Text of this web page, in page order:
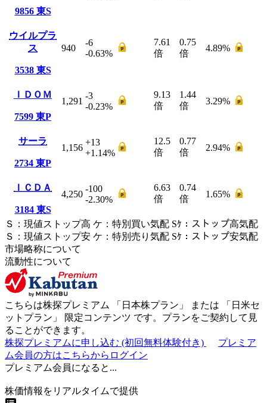
9856 東S
ウイルプラ
ス
3538 東S
940
-6
-0.63%
7.61
倍
0.75
倍
4.89%
ＩＤＯＭ
7599 東P
1,291
-3
-0.23%
9.13
倍
1.44
倍
3.29%
サーラ
2734 東P
1,156
+13
+1.14%
12.5
倍
0.77
倍
2.94%
ＩＣＤＡ
3184 東S
4,250
-100
-2.30%
6.63
倍
0.74
倍
1.65%
Ｓ ： 現値ストップ高 ケ ： 特別買い気配 Sｹ ： ストップ高気配
Ｓ ： 現値ストップ安 ケ ： 特別売 り 気配 Sｹ ： ストップ安気配
市場略称について
流動性について
こちらは株探プレミアム 「 日本株プラン 」 または 「 日米セ
ットプラン 」 限定コンテンツ です。プランをご契約して見
ることができます。
株探プレミアムに申し込む (初回無料体験付き)
プレミア
ム会員の方はこちらからログイン
プレミアム会員になると...
株価情報をリアルタイムで提供